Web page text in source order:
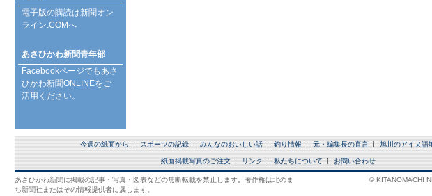
電子版の購読は新聞オン
ライン.COMへ
あさひかわ新聞青年部
Facebookページでもあさ
ひかわ新聞ONLINEをご
活用ください。
今週の紙面から スポーツの記録 みんなのおいしい話 釣り情報 元・編集長の直言 旭川のアイヌ語
紙面掲載写真のご注文 リンク 私たちについて お問い合わせ
あさひかわ新聞に掲載の記事・写真・図表などの無断転載を禁止します。著作権は北のま
ち新聞社またはその情報提供者に属します。
© KITANOMACHI